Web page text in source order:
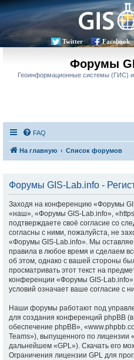
Twitter Facebook
Форумы
Геоинформационные системы (ГИС)
FAQ
На главную Список форумов
Форумы GIS-Lab.info -
Заходя на конференцию «Форумы
«наш», «Форумы GIS-Lab.info»,
подтверждаете своё согласие со
согласны с ними, пожалуйста, не
«Форумы GIS-Lab.info». Мы
правила в любое время и сделаем
об этом, однако с вашей стороны
просматривать этот текст на
конференции «Форумы GIS-
условий означает ваше согласие с
Наши форумы работают под
для создания конференций phpBB
обеспечение phpBB»,
Teams»), выпущенного по лицензии «
дальнейшем «GPL»). Скачать его
Ограничения лицензии GPL для